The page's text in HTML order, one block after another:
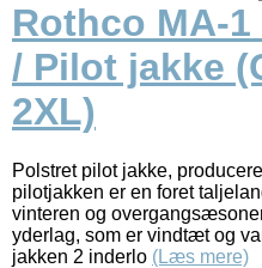
Rothco MA-
/ Pilot jakke
2XL)
Polstret pilot jakke,
pilotjakken er en foret
vinteren og
yderlag, som er vindtæt og
jakken 2 inderlo (Læs mere)